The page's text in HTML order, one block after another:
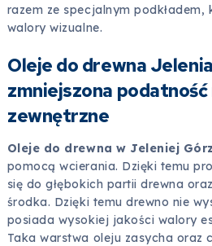
razem ze specjalnym podkładem,
walory wizualne.
Oleje do drewna
zmniejszona podatność
zewnętrzne
Oleje do drewna w Jeleniej
pomocą wcierania. Dzięki temu
się do głębokich partii drewna
środka. Dzięki temu drewno nie
posiada wysokiej jakości walory
Taka warstwa oleju zasycha oraz